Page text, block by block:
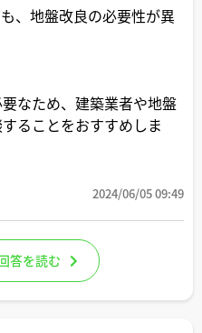
、地盤改良の必要性が異
なため、建築業者や地盤
ることをおすすめしま
2024/06/05 09:49
答を読む